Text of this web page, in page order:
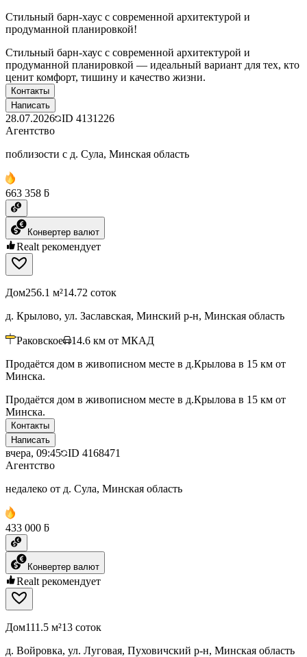
Стильный барн-хаус с современной архитектурой и
продуманной планировкой!
Стильный барн-хаус с современной архитектурой и
продуманной планировкой — идеальный вариант для тех, кто
ценит комфорт, тишину и качество жизни.
Контакты
Написать
28.07.2026 ID 4131226
Агентство
поблизости с д. Сула, Минская область
663 358 ƃ
Конвертер валют
Realt рекомендует
Дом256.1 м²14.72 соток
д. Крылово, ул. Заславская, Минский р-н, Минская область
Раковское 14.6 км от МКАД
Продаётся дом в живописном месте в д.Крылова в 15 км от
Минска.
Продаётся дом в живописном месте в д.Крылова в 15 км от
Минска.
Контакты
Написать
вчера, 09:45 ID 4168471
Агентство
недалеко от д. Сула, Минская область
433 000 ƃ
Конвертер валют
Realt рекомендует
Дом111.5 м²13 соток
д. Войровка, ул. Луговая, Пуховичский р-н, Минская область